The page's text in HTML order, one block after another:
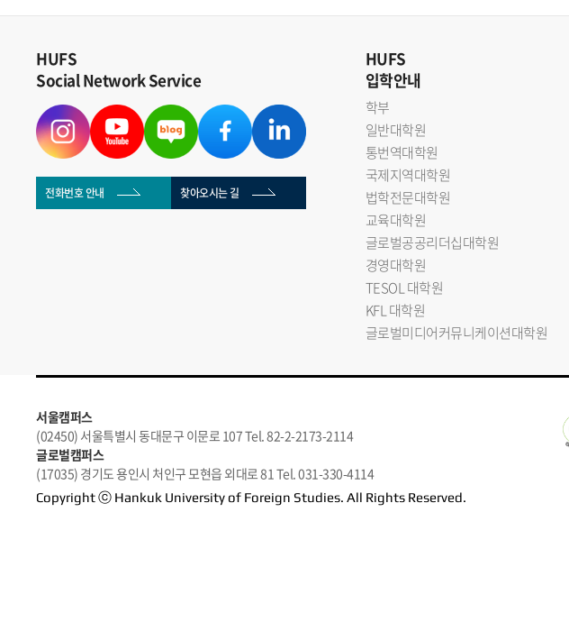
HUFS
Social Network Service
전화번호 안내 찾아오시는 길
HUFS
입학안내
학부
일반대학원
통번역대학원
국제지역대학원
법학전문대학원
교육대학원
글로벌공공리더십대학원
경영대학원
TESOL 대학원
KFL 대학원
글로벌미디어커뮤니케이션대학원
서울캠퍼스
(02450) 서울특별시 동대문구 이문로 107 Tel. 82-2-2173-2114
글로벌캠퍼스
(17035) 경기도 용인시 처인구 모현읍 외대로 81 Tel. 031-330-4114
Copyright ⓒ Hankuk University of Foreign Studies. All Rights Reserved.